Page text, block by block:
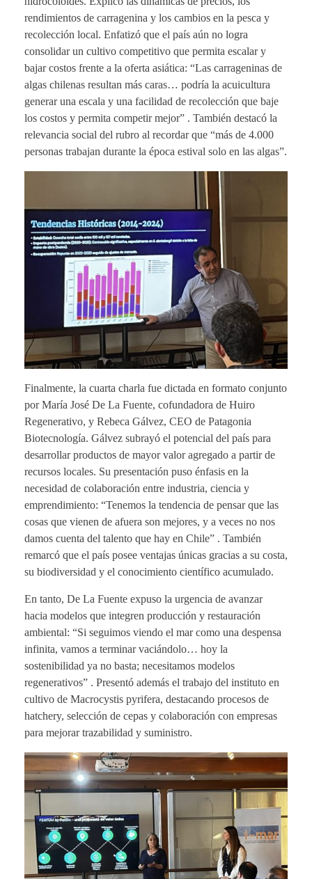
rendimientos de carragenina y los cambios en la pesca y
recolección local. Enfatizó que el país aún no logra
consolidar un cultivo competitivo que permita escalar y
bajar costos frente a la oferta asiática: “Las carrageninas de
algas chilenas resultan más caras… podría la acuicultura
generar una escala y una facilidad de recolección que baje
los costos y permita competir mejor” . También destacó la
relevancia social del rubro al recordar que “más de 4.000
personas trabajan durante la época estival solo en las algas”.
Finalmente, la cuarta charla fue dictada en formato conjunto
por María José De La Fuente, cofundadora de Huiro
Regenerativo, y Rebeca Gálvez, CEO de Patagonia
Biotecnología. Gálvez subrayó el potencial del país para
desarrollar productos de mayor valor agregado a partir de
recursos locales. Su presentación puso énfasis en la
necesidad de colaboración entre industria, ciencia y
emprendimiento: “Tenemos la tendencia de pensar que las
cosas que vienen de afuera son mejores, y a veces no nos
damos cuenta del talento que hay en Chile” . También
remarcó que el país posee ventajas únicas gracias a su costa,
su biodiversidad y el conocimiento científico acumulado.
En tanto, De La Fuente expuso la urgencia de avanzar
hacia modelos que integren producción y restauración
ambiental: “Si seguimos viendo el mar como una despensa
infinita, vamos a terminar vaciándolo… hoy la
sostenibilidad ya no basta; necesitamos modelos
regenerativos” . Presentó además el trabajo del instituto en
cultivo de Macrocystis pyrifera, destacando procesos de
hatchery, selección de cepas y colaboración con empresas
para mejorar trazabilidad y suministro.